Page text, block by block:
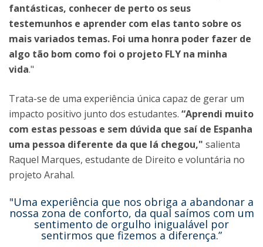
fantásticas, conhecer de perto os seus
testemunhos e aprender com elas tanto sobre os
mais variados temas. Foi uma honra poder fazer de
algo tão bom como foi o projeto FLY na minha
vida."
Trata-se de uma experiência única capaz de gerar um
impacto positivo junto dos estudantes. “Aprendi muito
com estas pessoas e sem dúvida que saí de Espanha
uma pessoa diferente da que lá chegou," salienta
Raquel Marques, estudante de Direito e voluntária no
projeto Arahal.
"Uma experiência que nos obriga a abandonar a
nossa zona de conforto, da qual saímos com um
sentimento de orgulho inigualável por
sentirmos que fizemos a diferença.”